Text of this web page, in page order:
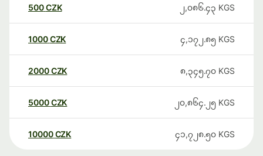
500CZK ၂,၀၈၆.၄၃ KGS
1000CZK ၄,၁၇၂.၈၅ KGS
2000CZK ၈,၃၄၅.၇၀ KGS
5000CZK ၂၀,၈၆၄.၂၅ KGS
10000 CZK ၄၁,၇၂၈.၅၀ KGS